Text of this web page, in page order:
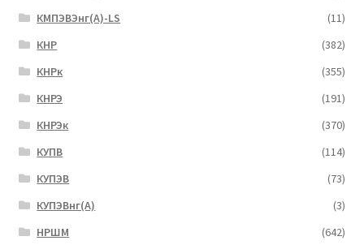
КМПЭВЭнг(А)-LS
(11)
КНР
(382)
КНРк
(355)
КНРЭ
(191)
КНРЭк
(370)
КУПВ
(114)
КУПЭВ
(73)
КУПЭВнг(А)
(3)
НРШМ
(642)